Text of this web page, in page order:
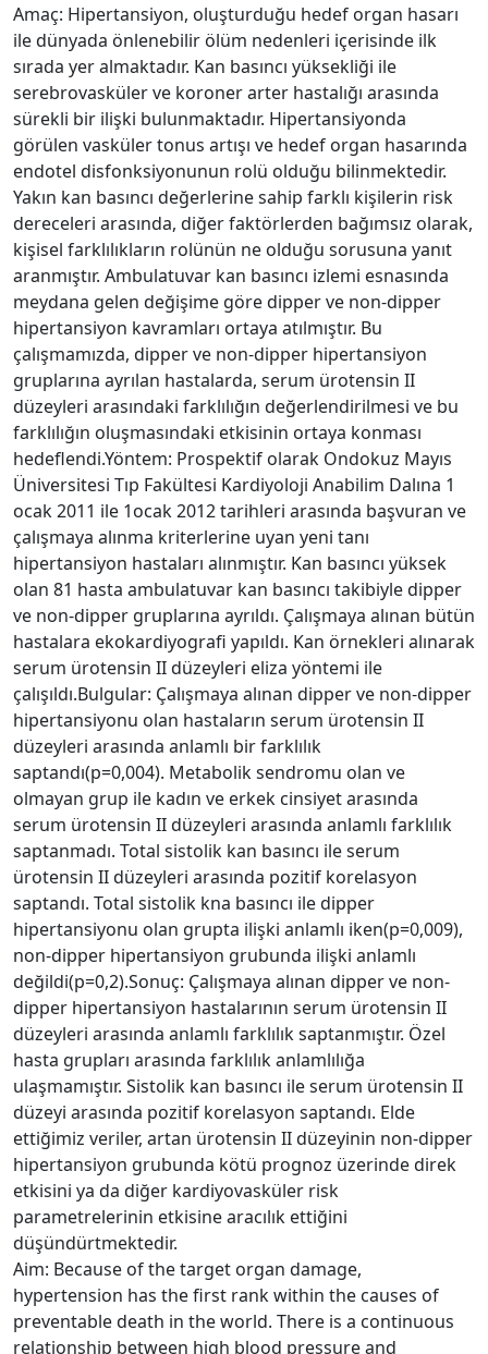
Amaç: Hipertansiyon, oluşturduğu hedef organ hasarı
ile dünyada önlenebilir ölüm nedenleri içerisinde ilk
sırada yer almaktadır. Kan basıncı yüksekliği ile
serebrovasküler ve koroner arter hastalığı arasında
sürekli bir ilişki bulunmaktadır. Hipertansiyonda
görülen vasküler tonus artışı ve hedef organ hasarında
endotel disfonksiyonunun rolü olduğu bilinmektedir.
Yakın kan basıncı değerlerine sahip farklı kişilerin risk
dereceleri arasında, diğer faktörlerden bağımsız olarak,
kişisel farklılıkların rolünün ne olduğu sorusuna yanıt
aranmıştır. Ambulatuvar kan basıncı izlemi esnasında
meydana gelen değişime göre dipper ve non-dipper
hipertansiyon kavramları ortaya atılmıştır. Bu
çalışmamızda, dipper ve non-dipper hipertansiyon
gruplarına ayrılan hastalarda, serum ürotensin II
düzeyleri arasındaki farklılığın değerlendirilmesi ve bu
farklılığın oluşmasındaki etkisinin ortaya konması
hedeflendi.Yöntem: Prospektif olarak Ondokuz Mayıs
Üniversitesi Tıp Fakültesi Kardiyoloji Anabilim Dalına 1
ocak 2011 ile 1ocak 2012 tarihleri arasında başvuran ve
çalışmaya alınma kriterlerine uyan yeni tanı
hipertansiyon hastaları alınmıştır. Kan basıncı yüksek
olan 81 hasta ambulatuvar kan basıncı takibiyle dipper
ve non-dipper gruplarına ayrıldı. Çalışmaya alınan bütün
hastalara ekokardiyografi yapıldı. Kan örnekleri alınarak
serum ürotensin II düzeyleri eliza yöntemi ile
çalışıldı.Bulgular: Çalışmaya alınan dipper ve non-dipper
hipertansiyonu olan hastaların serum ürotensin II
düzeyleri arasında anlamlı bir farklılık
saptandı(p=0,004). Metabolik sendromu olan ve
olmayan grup ile kadın ve erkek cinsiyet arasında
serum ürotensin II düzeyleri arasında anlamlı farklılık
saptanmadı. Total sistolik kan basıncı ile serum
ürotensin II düzeyleri arasında pozitif korelasyon
saptandı. Total sistolik kna basıncı ile dipper
hipertansiyonu olan grupta ilişki anlamlı iken(p=0,009),
non-dipper hipertansiyon grubunda ilişki anlamlı
değildi(p=0,2).Sonuç: Çalışmaya alınan dipper ve non-
dipper hipertansiyon hastalarının serum ürotensin II
düzeyleri arasında anlamlı farklılık saptanmıştır. Özel
hasta grupları arasında farklılık anlamlılığa
ulaşmamıştır. Sistolik kan basıncı ile serum ürotensin II
düzeyi arasında pozitif korelasyon saptandı. Elde
ettiğimiz veriler, artan ürotensin II düzeyinin non-dipper
hipertansiyon grubunda kötü prognoz üzerinde direk
etkisini ya da diğer kardiyovasküler risk
parametrelerinin etkisine aracılık ettiğini
düşündürtmektedir.
Aim: Because of the target organ damage,
hypertension has the first rank within the causes of
preventable death in the world. There is a continuous
relationship between high blood pressure and